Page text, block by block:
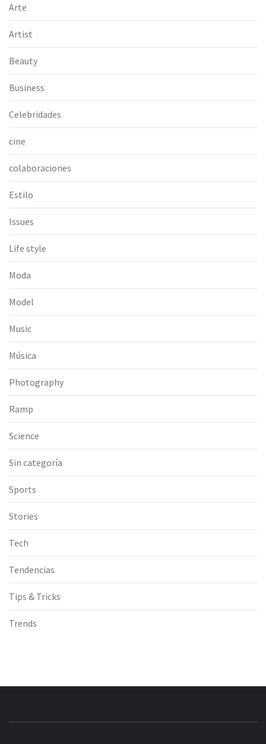
Arte
Artist
Beauty
Business
Celebridades
cine
colaboraciones
Estilo
Issues
Life style
Moda
Model
Music
Música
Photography
Ramp
Science
Sin categoría
Sports
Stories
Tech
Tendencias
Tips & Tricks
Trends